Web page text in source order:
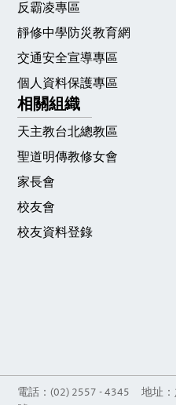
反霸凌專區
靜修中學防災教育網
交通安全宣導專區
個人資料保護專區
相關組織
天主教台北總教區
聖道明傳教修女會
家長會
校友會
校友資料登錄
電話：(02) 2557 - 4345 地址：